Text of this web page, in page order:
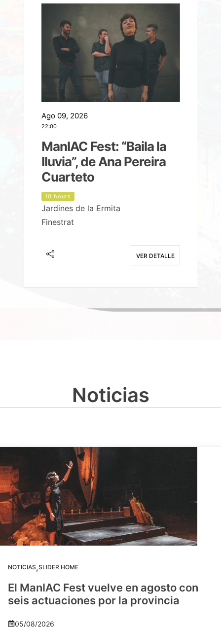
Ago 09, 2026
22:00
ManIAC Fest: “Baila la
lluvia”, de Ana Pereira
Cuarteto
10 hours
Jardines de la Ermita
Finestrat
VER DETALLE
Noticias
NOTICIAS,SLIDER HOME
El ManIAC Fest vuelve en agosto con
seis actuaciones por la provincia
05/08/2026